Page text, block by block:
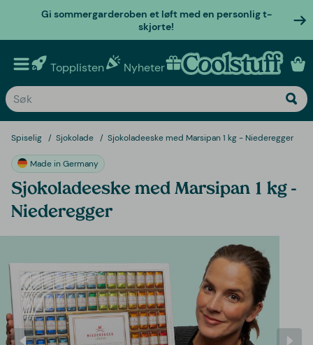
Gi sommergarderoben et løft med en personlig t-
skjorte!
Topplisten Nyheter Personlige gaver
Spiselig Sjokolade Sjokoladeeske med Marsipan 1 kg - Niederegger
Made in Germany
Sjokoladeeske med Marsipan 1 kg -
Niederegger